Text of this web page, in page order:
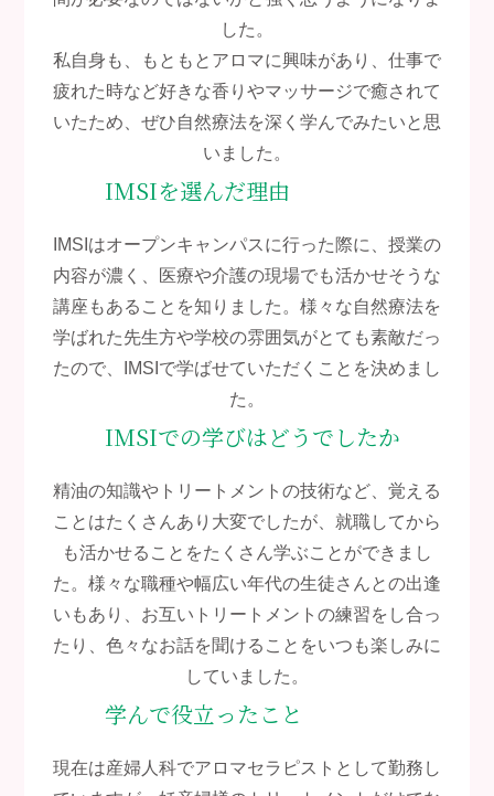
した。
私自身も、もともとアロマに興味があり、仕事で
疲れた時など好きな香りやマッサージで癒されて
いたため、ぜひ自然療法を深く学んでみたいと思
いました。
IMSIを選んだ理由
IMSIはオープンキャンパスに行った際に、授業の
内容が濃く、医療や介護の現場でも活かせそうな
講座もあることを知りました。様々な自然療法を
学ばれた先生方や学校の雰囲気がとても素敵だっ
たので、IMSIで学ばせていただくことを決めまし
た。
IMSIでの学びはどうでしたか
精油の知識やトリートメントの技術など、覚える
ことはたくさんあり大変でしたが、就職してから
も活かせることをたくさん学ぶことができまし
た。様々な職種や幅広い年代の生徒さんとの出逢
いもあり、お互いトリートメントの練習をし合っ
たり、色々なお話を聞けることをいつも楽しみに
していました。
学んで役立ったこと
現在は産婦人科でアロマセラピストとして勤務し